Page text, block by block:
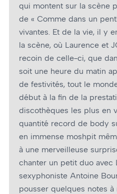
qui montent sur la scène
de « Comme dans un
vivantes. Et de la vie, il y
la scène, où Laurence et
recoin de celle-ci, que
soit une heure du matin
de festivités, tout le
début à la fin de la
discothèques les plus en
quantité record de body
en immense moshpit
à une merveilleuse
chanter un petit duo avec
sexyphoniste Antoine
pousser quelques notes